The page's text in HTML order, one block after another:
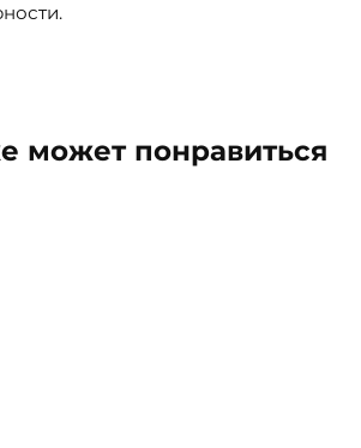
может понравиться